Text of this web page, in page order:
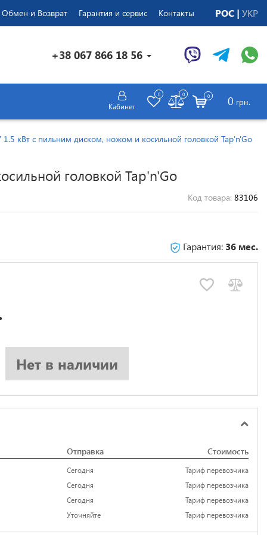
Обмен и Возврат Гарантия и сервис Контакты РОС УКР
+38 067 866 18 56
Кабинет
0 0 0 0 грн.
1.5 кВт с пильним диском, ножом и косильной головкой Tap'n'Go
головкой Tap'n'Go
Код товара: 83106
Гарантия: 36 мес.
Нет в наличии
Отправка Стоимость
Сегодня
Тариф перевозчика
Сегодня
Тариф перевозчика
Сегодня
Тариф перевозчика
Уточняйте Тариф перевозчика